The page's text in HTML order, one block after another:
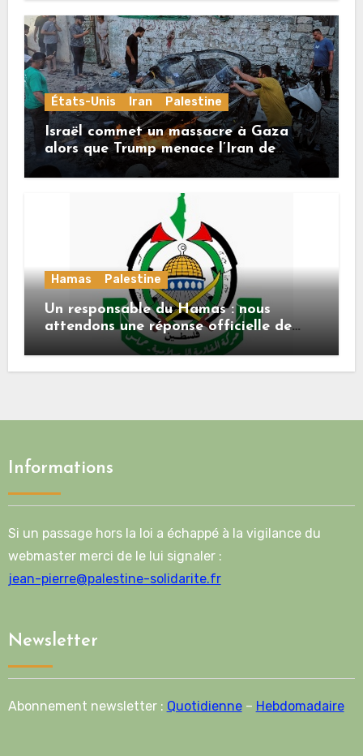
États-Unis Iran Palestine
Israël commet un massacre à Gaza
alors que Trump menace l’Iran de
«décapitation»
Hamas Palestine
Un responsable du Hamas : nous
attendons une réponse officielle de
Mladenov concernant la feuille de
route de la deuxième phase de l’accord
Informations
Si un passage hors la loi a échappé à la vigilance du
webmaster merci de le lui signaler :
jean-pierre@palestine-solidarite.fr
Newsletter
Abonnement newsletter : Quotidienne– Hebdomadaire